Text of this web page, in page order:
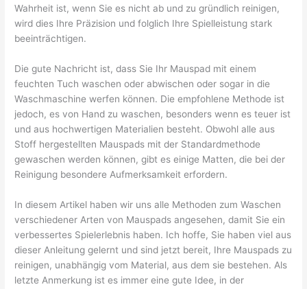
Wahrheit ist, wenn Sie es nicht ab und zu gründlich reinigen,
wird dies Ihre Präzision und folglich Ihre Spielleistung stark
beeinträchtigen.
Die gute Nachricht ist, dass Sie Ihr Mauspad mit einem
feuchten Tuch waschen oder abwischen oder sogar in die
Waschmaschine werfen können. Die empfohlene Methode ist
jedoch, es von Hand zu waschen, besonders wenn es teuer ist
und aus hochwertigen Materialien besteht. Obwohl alle aus
Stoff hergestellten Mauspads mit der Standardmethode
gewaschen werden können, gibt es einige Matten, die bei der
Reinigung besondere Aufmerksamkeit erfordern.
In diesem Artikel haben wir uns alle Methoden zum Waschen
verschiedener Arten von Mauspads angesehen, damit Sie ein
verbessertes Spielerlebnis haben. Ich hoffe, Sie haben viel aus
dieser Anleitung gelernt und sind jetzt bereit, Ihre Mauspads zu
reinigen, unabhängig vom Material, aus dem sie bestehen. Als
letzte Anmerkung ist es immer eine gute Idee, in der